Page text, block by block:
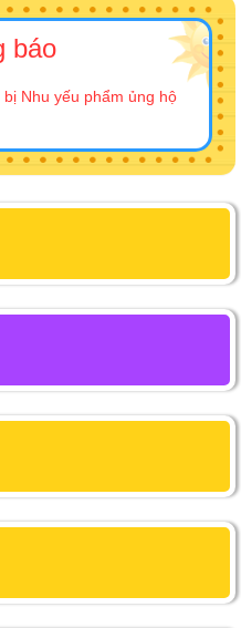
báo
Nhu yếu phẩm ủng hộ